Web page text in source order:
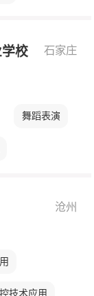
表演
校
石家庄
舞蹈表演
沧州
技术应用